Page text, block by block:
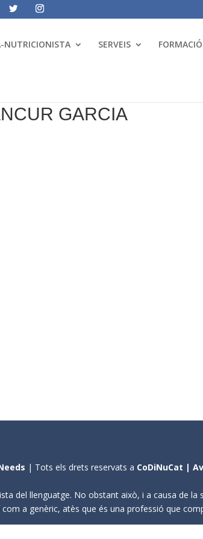
NUTRICIONISTA SERVEIS FORMACIÓ
GARCIA
| Tots els drets reservats a CoDiNuCat |
del llenguatge. No obstant això, i a causa de
a genèric, atès que és una professió que